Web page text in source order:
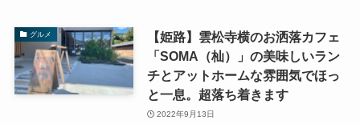
グルメ
【姫路】雲松寺横のお洒落カフェ
「SOMA（杣）」の美味しいラン
チとアットホームな雰囲気でほっ
と一息。超落ち着きます
2022年9月13日